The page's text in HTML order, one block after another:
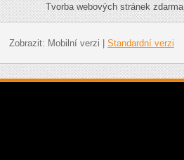
Tvorba webových stránek zdarma
Zobrazit: Mobilní verzi Standardní verzi